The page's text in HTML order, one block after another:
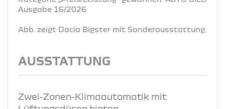
Ausgabe 16/2026
Abb. zeigt Dacia Bigster mit Sonderausstattung.
AUSSTATTUNG
Zwei-Zonen-Klimaautomatik mit